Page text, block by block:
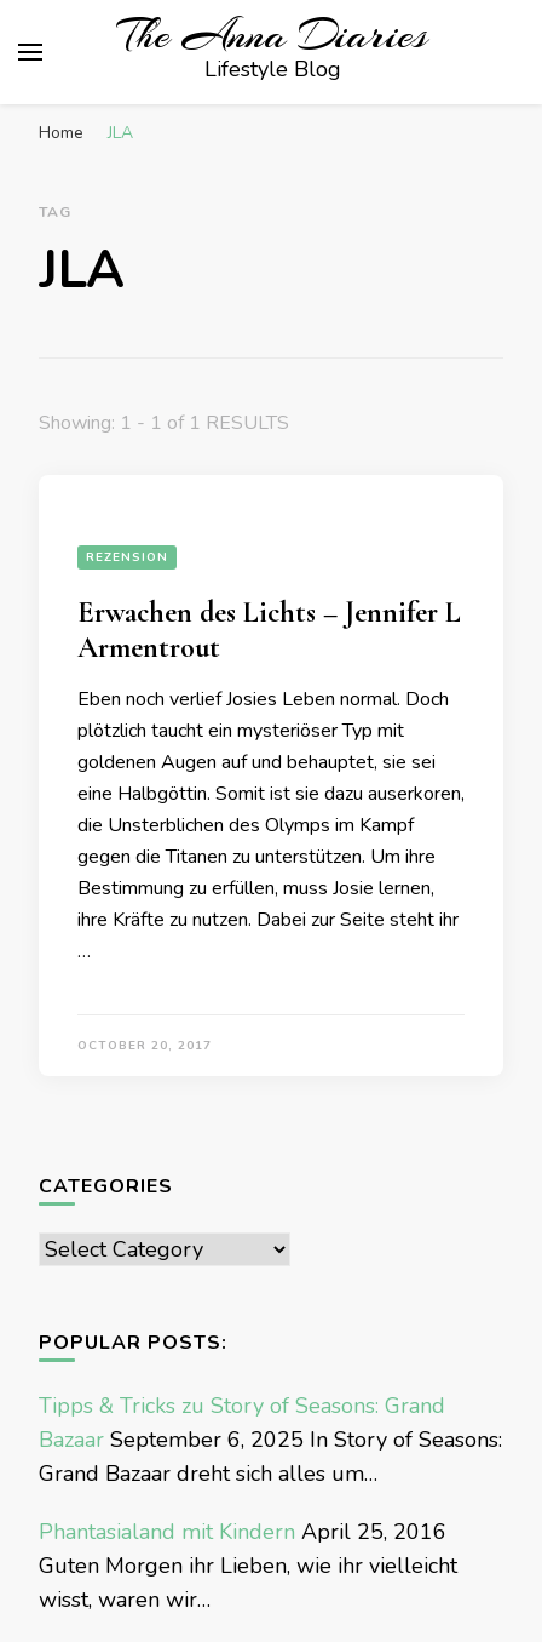
The Anna Diaries
Lifestyle Blog
Home JLA
TAG
JLA
Showing: 1 - 1 of 1 RESULTS
REZENSION
Erwachen des Lichts – Jennifer L
Armentrout
Eben noch verlief Josies Leben normal. Doch
plötzlich taucht ein mysteriöser Typ mit
goldenen Augen auf und behauptet, sie sei
eine Halbgöttin. Somit ist sie dazu auserkoren,
die Unsterblichen des Olymps im Kampf
gegen die Titanen zu unterstützen. Um ihre
Bestimmung zu erfüllen, muss Josie lernen,
ihre Kräfte zu nutzen. Dabei zur Seite steht ihr
…
OCTOBER 20, 2017
CATEGORIES
Categories
POPULAR POSTS:
Tipps & Tricks zu Story of Seasons: Grand
Bazaar September 6, 2025 In Story of Seasons:
Grand Bazaar dreht sich alles um…
Phantasialand mit Kindern April 25, 2016
Guten Morgen ihr Lieben, wie ihr vielleicht
wisst, waren wir…